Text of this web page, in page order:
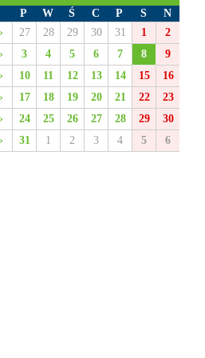
27 28 29 30 31 1 2
3 4 5 6 7 8 9
10 11 12 13 14 15 16
17 18 19 20 21 22 23
24 25 26 27 28 29 30
31 1 2 3 4 5 6
P W Ś C P S N